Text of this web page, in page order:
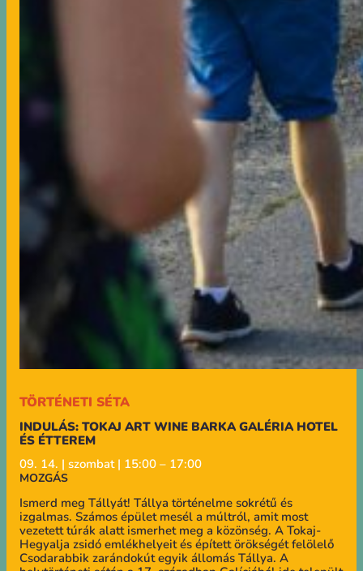
TÖRTÉNETI SÉTA
INDULÁS: TOKAJ ART WINE BARKA GALÉRIA HOTEL
ÉS ÉTTEREM
09. 14. | szombat | 15:00 – 17:00
MOZGÁS
Ismerd meg Tállyát! Tállya történelme sokrétű és
izgalmas. Számos épület mesél a múltról, amit most
vezetett túrák alatt ismerhet meg a közönség. A Tokaj-
Hegyalja zsidó emlékhelyeit és épített örökségét felölelő
Csodarabbik zarándokút egyik állomás Tállya. A